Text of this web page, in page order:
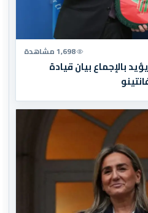
1,698 مشاهدة
بالإجماع بيان قيادة